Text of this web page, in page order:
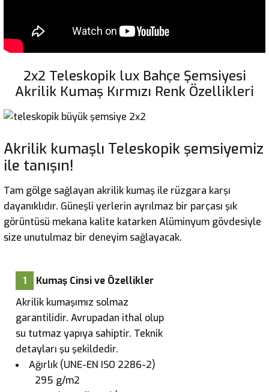
2x2 Teleskopik lux Bahçe Şemsiyesi
Akrilik Kumaş Kırmızı Renk Özellikleri
Akrilik kumaşlı Teleskopik şemsiyemiz
ile tanışın!
Tam gölge sağlayan akrilik kumaş ile rüzgara karşı
dayanıklıdır. Güneşli yerlerin ayrılmaz bir parçası şık
görüntüsü mekana kalite katarken Alüminyum gövdesiyle
size unutulmaz bir deneyim sağlayacak.
1
Kumaş Cinsi ve Özellikler
Akrilik kumaşımız solmaz
garantilidir. Avrupadan ithal olup
su tutmaz yapıya sahiptir. Teknik
detayları şu şekildedir.
Ağırlık (UNE-EN ISO 2286-2)
295 g/m2